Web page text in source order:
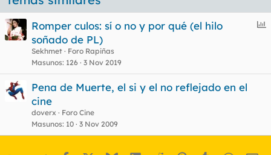
E
e
Romper culos: sí o no y por qué (el hilo
soñado de PL)
Sekhmet
Foro Rapiñas
Masunos 126 3 Nov 2019
Pena de Muerte, el si y el no reflejado en el
cine
doverx
Foro Cine
Masunos 10 3 Nov 2009